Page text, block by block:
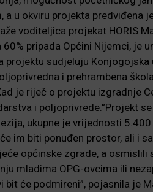
u okviru projekta predviđena
voditeljica projekat HORIS
pripada Općini Nijemci, je
projektu sudjeluju Konjogojska
i prehrambena
je riječ o projektu izgradnje
i poljoprivrede.”Projekt
ukupne je vrijednosti
im biti ponuđen prostor, ali i
općinske zgrade, a osmislili
mladima OPG-ovcima ili
će podmireni”, pojasnila je